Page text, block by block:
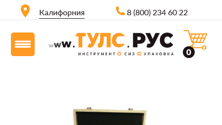
Калифорния 8 (800) 234 60 22
0